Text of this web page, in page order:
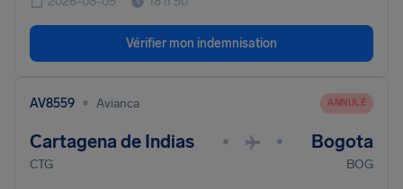
Vérifier mon indemnisation
AV8559 • Avianca ANNULÉ
Cartagena de Indias • • Bogota
CTG BOG